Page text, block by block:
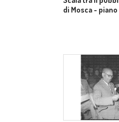
di Mosca -